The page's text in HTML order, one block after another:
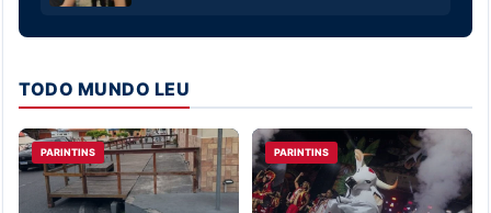
TODO MUNDO LEU
PARINTINS PARINTINS